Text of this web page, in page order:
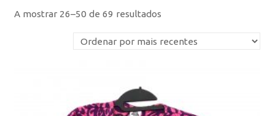
A mostrar 26–50 de 69 resultados